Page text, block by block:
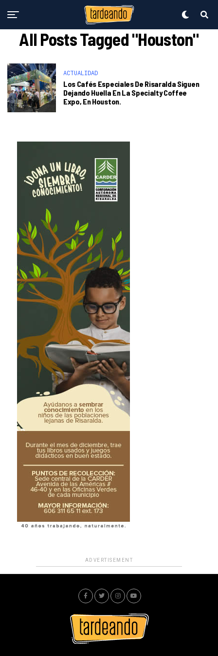
All Posts Tagged "Houston"
ACTUALIDAD
Los Cafés Especiales De Risaralda Siguen
Dejando Huella En La Specialty Coffee
Expo, En Houston.
ADVERTISEMENT